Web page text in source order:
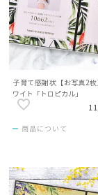
子育て感謝状【お写真2
ワイト「トロピカル」
商品について